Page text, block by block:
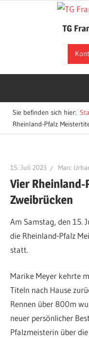
TG
Sie befinden sich hier:
Rheinland-Pfalz
15. Juli 2023 Marc
Vier
Zweibrücken
Am Samstag, den 15.
die Rheinland-Pfalz
statt.
Marike Meyer kehrte
Titeln nach Hause
Rennen über 800m
neuer persönlicher
Pfalzmeisterin über